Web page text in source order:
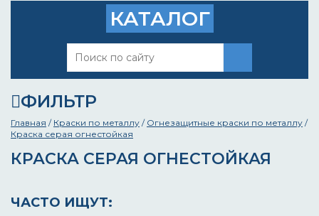
КАТАЛОГ
ФИЛЬТР
Главная / Краски по металлу / Огнезащитные краски по металлу /
Краска серая огнестойкая
КРАСКА СЕРАЯ ОГНЕСТОЙКАЯ
ЧАСТО ИЩУТ: